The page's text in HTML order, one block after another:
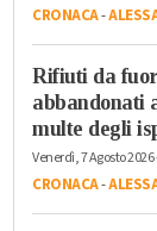
CRONACA-
Rifiuti da
abbandonati
multe degli
Venerdì, 7 Agosto 2026
CRONACA-